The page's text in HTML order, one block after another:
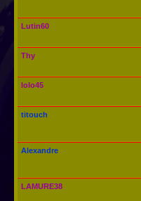
Lutin60
Thy
lolo45
titouch
Alexandre
LAMURE38